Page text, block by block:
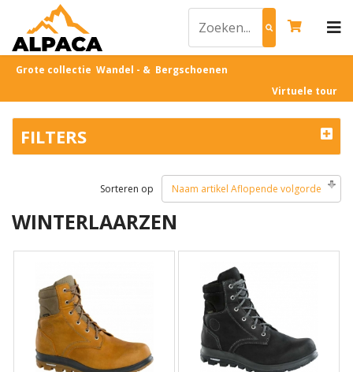
Grote collectie Wandel - & Bergschoenen
Virtuele tour
FILTERS
Sorteren op Naam artikel Aflopende volgorde
WINTERLAARZEN